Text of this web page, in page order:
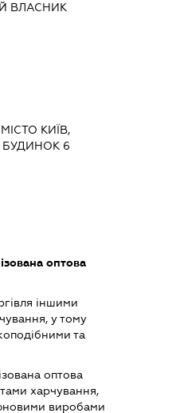
ВЛАСНИК
КИЇВ,
БУДИНОК 6
оптова
іншими
у тому
та
оптова
харчування,
виробами